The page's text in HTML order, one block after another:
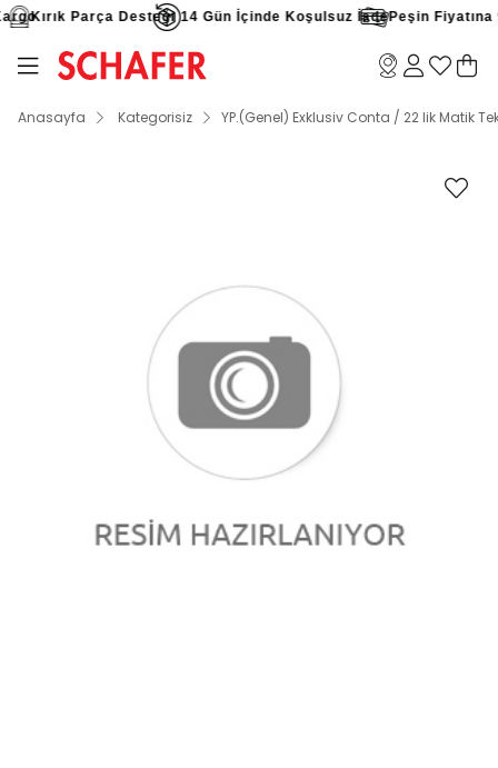
Kırık Parça Desteği 14 Gün İçinde Koşulsuz İadePeşin Fiyatına
Anasayfa Kategorisiz YP.(Genel) Exklusiv Conta / 22 lik Matik